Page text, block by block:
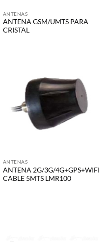
ANTENAS
ANTENA GSM/UMTS PARA
CRISTAL
ANTENAS
ANTENA 2G/3G/4G+GPS+WIFI
CABLE 5MTS LMR100